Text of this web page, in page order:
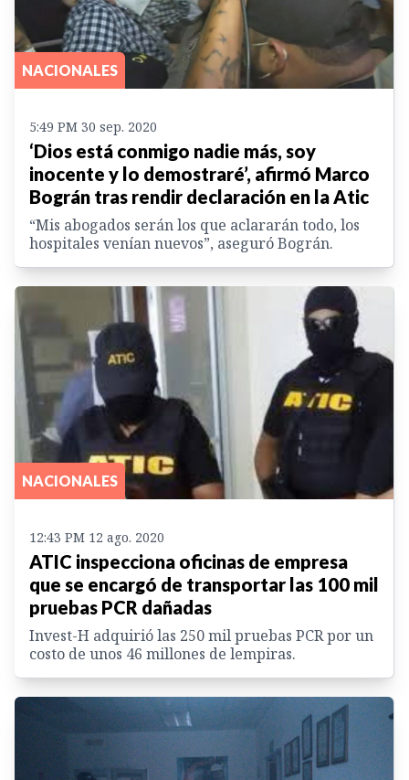
NACIONALES
5:49 PM 30 sep. 2020
‘Dios está conmigo nadie más, soy
inocente y lo demostraré’, afirmó Marco
Bográn tras rendir declaración en la Atic
“Mis abogados serán los que aclararán todo, los
hospitales venían nuevos”, aseguró Bográn.
NACIONALES
12:43 PM 12 ago. 2020
ATIC inspecciona oficinas de empresa
que se encargó de transportar las 100 mil
pruebas PCR dañadas
Invest-H adquirió las 250 mil pruebas PCR por un
costo de unos 46 millones de lempiras.